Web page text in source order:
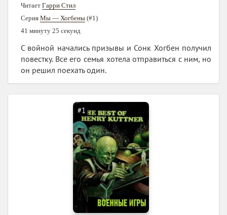
Читает Гарри Стил
Серия Мы — Хогбены (#1)
41 минуту 25 секунд
С войной начались призывы и Сонк Хогбен получил
повестку. Все его семья хотела отправиться с ним, но
он решил поехать один.
#1